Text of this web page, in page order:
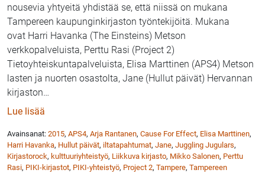
nousevia yhtyeitä yhdistää se, että niissä on mukana
Tampereen kaupunginkirjaston työntekijöitä. Mukana
ovat Harri Havanka (The Einsteins) Metson
verkkopalveluista, Perttu Rasi (Project 2)
Tietoyhteiskuntapalveluista, Elisa Marttinen (APS4) Metson
lasten ja nuorten osastolta, Jane (Hullut päivät) Hervannan
kirjaston…
Lue lisää
Avainsanat: 2015, APS4, Arja Rantanen, Cause For Effect, Elisa Marttinen,
Harri Havanka, Hullut päivät, iltatapahtumat, Jane, Juggling Jugulars,
Kirjastorock, kulttuuriyhteistyö, Liikkuva kirjasto, Mikko Salonen, Perttu
Rasi, PIKI-kirjastot, PIKI-yhteistyö, Project 2, Tampere, Tampereen